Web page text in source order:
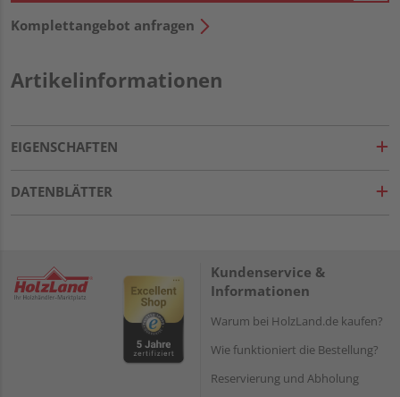
Komplettangebot anfragen
Artikelinformationen
EIGENSCHAFTEN
DATENBLÄTTER
Kundenservice &
Informationen
Warum bei HolzLand.de kaufen?
Wie funktioniert die Bestellung?
Reservierung und Abholung